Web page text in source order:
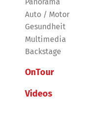
Panorama
Auto / Motor
Gesundheit
Multimedia
Backstage
OnTour
Videos